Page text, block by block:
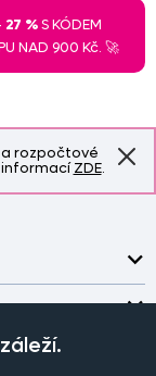
rozpočtové
informacíZDE.
27 %S KÓDEM
NAD 900 Kč. 🚀